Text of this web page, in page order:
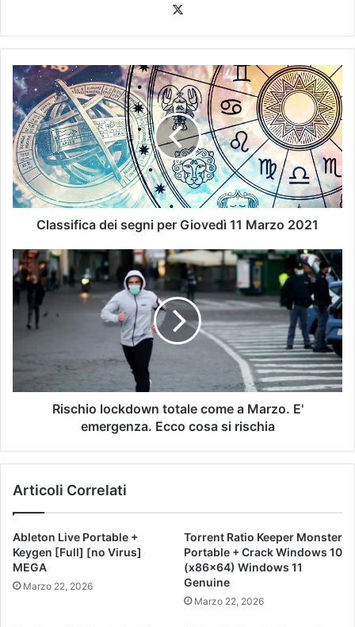
Classifica dei segni per Giovedì 11 Marzo 2021
Rischio lockdown totale come a Marzo. E'
emergenza. Ecco cosa si rischia
Articoli Correlati
Ableton Live Portable +
Keygen [Full] [no Virus]
MEGA
Marzo 22, 2026
Torrent Ratio Keeper Monster
Portable + Crack Windows 10
(x86x64) Windows 11
Genuine
Marzo 22, 2026